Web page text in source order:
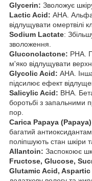
Glycerin: Зволожує
Lactic Acid: АНА.
відлущувати омертвілі
Sodium Lactate:
зволоження.
Gluconolactone: PHA.
м'яко відлущувати
Glycolic Acid: АНА.
підсилює ефект
Salicylic Acid: BHA.
боротьбі з запальними
пор.
Carica Papaya
багатий
поліпшують стан шкіри
Allantoin: Заспокоює
Fructose, Glucose,
Glutamic Acid, Aspartic